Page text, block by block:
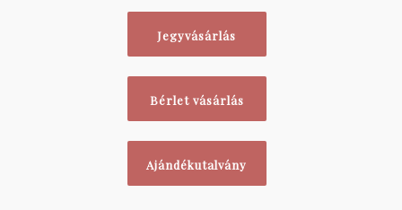
Jegyvásárlás
Bérlet vásárlás
Ajándékutalvány